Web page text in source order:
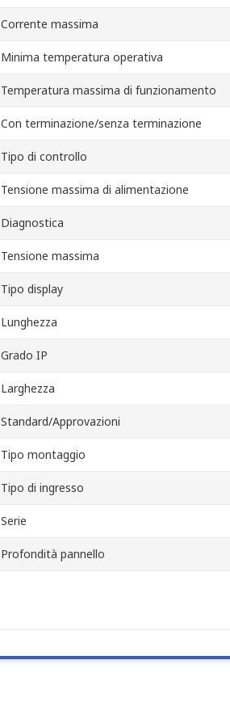
Corrente massima
Minima temperatura operativa
Temperatura massima di funzionamento
Con terminazione/senza terminazione
Tipo di controllo
Tensione massima di alimentazione
Diagnostica
Tensione massima
Tipo display
Lunghezza
Grado IP
Larghezza
Standard/Approvazioni
Tipo montaggio
Tipo di ingresso
Serie
Profondità pannello